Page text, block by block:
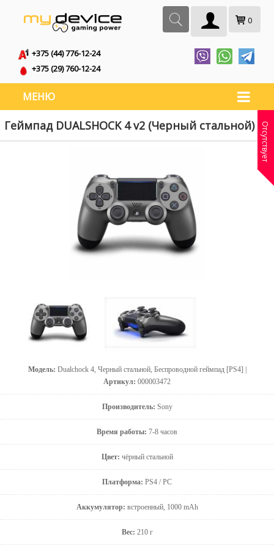
0
+375 (44) 776-12-24
+375 (29) 760-12-24
МЕНЮ
Геймпад DUALSHOCK 4 v2 (Черный стальной)
Модель: Dualchock 4, Черный стальной, Беспроводной геймпад [PS4] |
Артикул: 000003472
Производитель: Sony
Время работы: 7-8 часов
Цвет: чёрный стальной
Платформа: PS4 / PC
Аккумулятор: встроенный, 1000 mAh
Вес: 210 г
Отсутствует